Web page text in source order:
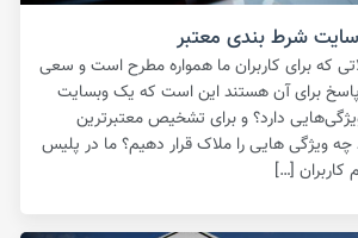
سایت شرط بندی معتبر
که برای کاربران ما همواره مطرح است و سعی
پاسخ برای آن هستند این است که یک وبسایت
دارد؟ و برای تشخیص معتبرترین
ویژگی هایی را ملاک قرار دهیم؟ ما در پلیس
[…]